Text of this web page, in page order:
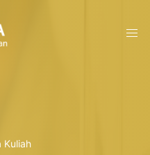
Kuliah